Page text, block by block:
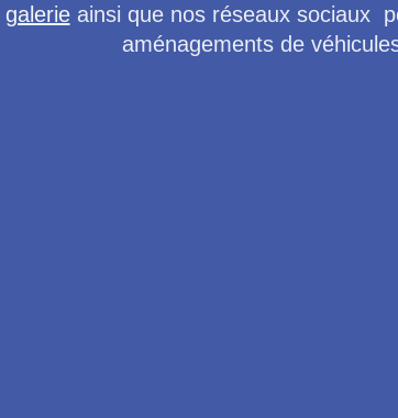
galerieainsi que nos réseaux sociaux
aménagements de